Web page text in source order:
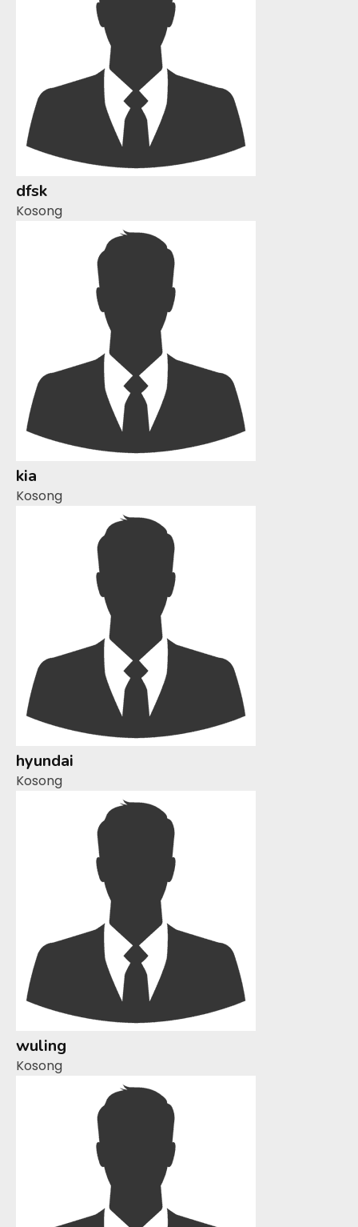
dfsk
Kosong
kia
Kosong
hyundai
Kosong
wuling
Kosong